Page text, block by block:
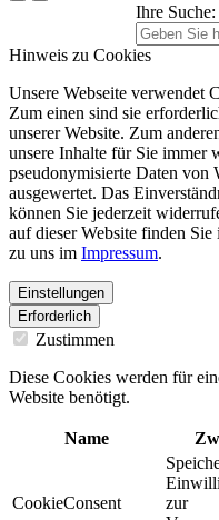
Ihre Suche:
Hinweis zu Cookies
Unsere Webseite verwendet
Zum einen sind sie
unserer Website. Zum
unsere Inhalte für Sie immer
pseudonymisierte Daten von
ausgewertet. Das
können Sie jederzeit
auf dieser Website finden Sie
zu uns im Impressum.
Einstellungen
Erforderlich
Zustimmen
Diese Cookies werden für
Website benötigt.
Name
CookieConsent
zur